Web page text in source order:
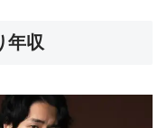
年収